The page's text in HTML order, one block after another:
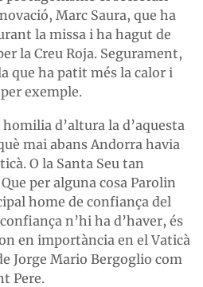
Marc Saura, que ha
la missa i ha hagut de
la Creu Roja. Segurament,
que ha patit més la calor i
exemple.
d’altura la d’aquesta
mai abans Andorra havia
O la Santa Seu tan
per alguna cosa Parolin
home de confiança del
n’hi ha d’haver, és
en importància en el Vaticà
Jorge Mario Bergoglio com
Pere.